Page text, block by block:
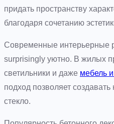
придать пространству
благодаря сочетанию
Современные интерьерные
surprisingly уютно. В жилых
светильники и даже мебель
подход позволяет
стекло.